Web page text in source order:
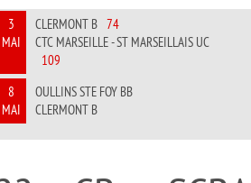
3
MAI
CLERMONT B 74
CTC MARSEILLE - ST MARSEILLAIS UC
109
8
MAI
OULLINS STE FOY BB
CLERMONT B